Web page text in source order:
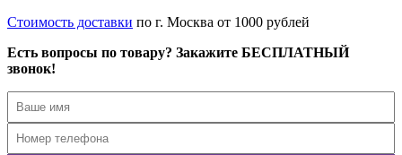
Стоимость доставки по г. Москва от 1000 рублей
Есть вопросы по товару? Закажите БЕСПЛАТНЫЙ
звонок!